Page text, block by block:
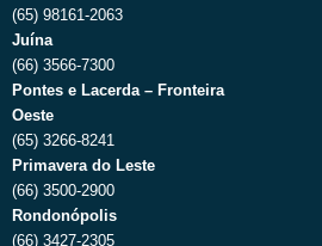
(65) 98161-2063
Juína
(66) 3566-7300
Pontes e Lacerda – Fronteira
Oeste
(65) 3266-8241
Primavera do Leste
(66) 3500-2900
Rondonópolis
(66) 3427-2305